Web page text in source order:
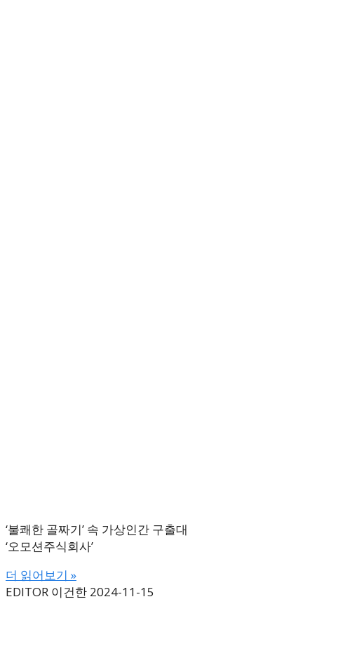
‘불쾌한 골짜기’ 속 가상인간 구출대
‘오모션주식회사’
더 읽어보기 »
EDITOR 이건한 2024-11-15